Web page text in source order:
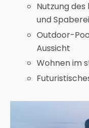
Nutzung
und
Outdoor-
Aussicht
Wohnen im